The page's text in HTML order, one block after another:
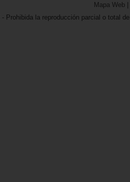
Mapa Web
- Prohibida la reproducción parcial o total